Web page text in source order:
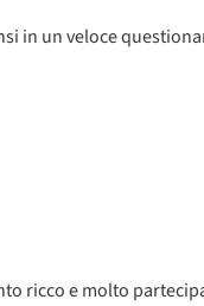
in un veloce
ricco e molto